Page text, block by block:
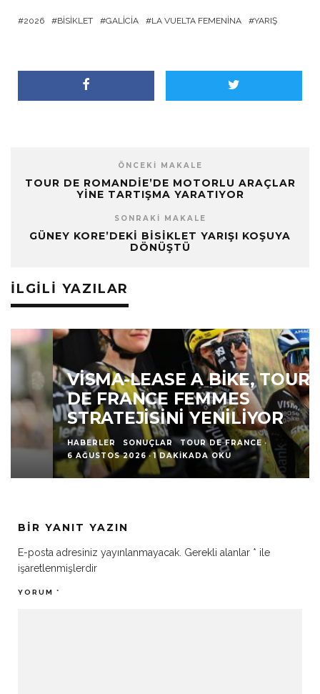
2026 BISIKLET GALICIA LA VUELTA FEMENINA YARIŞ
ÖNCEKI MAKALE
TOUR DE ROMANDIE’DE MOTORLU ARAÇLAR
YINE TARTIŞMA YARATIYOR
SONRAKI MAKALE
GÜNEY KORE’DEKI BISIKLET YARIŞI KOŞUYA
DÖNÜŞTÜ
İLGILI YAZILAR
VISMA-LEASE A BIKE, TOUR
DE FRANCE FEMMES
STRATEJISINI YENILIYOR
HABERLER SONUÇLAR TOUR DE FRANCE ·
6 AĞUSTOS 2026 · 1 DAKIKADA OKU
BIR YANIT YAZIN
E-posta adresiniz yayınlanmayacak. Gerekli alanlar * ile
işaretlenmişlerdir
YORUM *